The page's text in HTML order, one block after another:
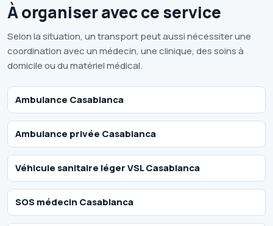
À organiser avec ce service
Selon la situation, un transport peut aussi nécessiter une
coordination avec un médecin, une clinique, des soins à
domicile ou du matériel médical.
Ambulance Casablanca
Ambulance privée Casablanca
Véhicule sanitaire léger VSL Casablanca
SOS médecin Casablanca